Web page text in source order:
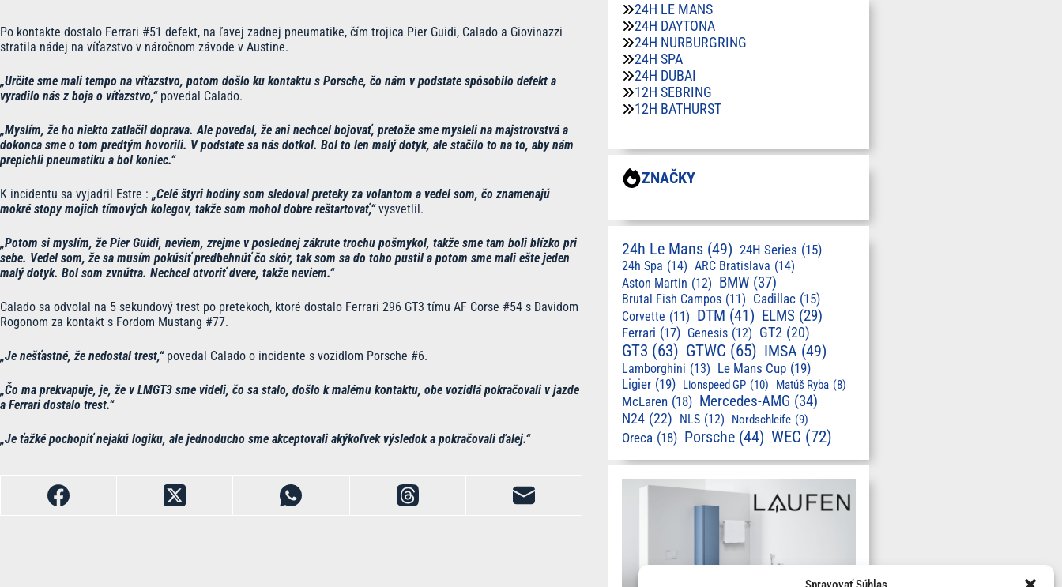
Po kontakte dostalo Ferrari #51 defekt, na ľavej zadnej pneumatike, čím trojica Pier Guidi, Calado a Giovinazzi
stratila nádej na víťazstvo v náročnom závode v Austine.
„Určite sme mali tempo na víťazstvo, potom došlo ku kontaktu s Porsche, čo nám v podstate spôsobilo defekt a
vyradilo nás z boja o víťazstvo,“povedal Calado.
„Myslím, že ho niekto zatlačil doprava. Ale povedal, že ani nechcel bojovať, pretože sme mysleli na majstrovstvá a
dokonca sme o tom predtým hovorili. V podstate sa nás dotkol. Bol to len malý dotyk, ale stačilo to na to, aby nám
prepichli pneumatiku a bol koniec.“
K incidentu sa vyjadril Estre : „Celé štyri hodiny som sledoval preteky za volantom a vedel som, čo znamenajú
mokré stopy mojich tímových kolegov, takže som mohol dobre reštartovať,“vysvetlil.
„Potom si myslím, že Pier Guidi, neviem, zrejme v poslednej zákrute trochu pošmykol, takže sme tam boli blízko pri
sebe. Vedel som, že sa musím pokúsiť predbehnúť čo skôr, tak som sa do toho pustil a potom sme mali ešte jeden
malý dotyk. Bol som zvnútra. Nechcel otvoriť dvere, takže neviem.“
Calado sa odvolal na 5 sekundový trest po pretekoch, ktoré dostalo Ferrari 296 GT3 tímu AF Corse #54 s Davidom
Rogonom za kontakt s Fordom Mustang #77.
„Je nešťastné, že nedostal trest,“povedal Calado o incidente s vozidlom Porsche #6.
„Čo ma prekvapuje, je, že v LMGT3 sme videli, čo sa stalo, došlo k malému kontaktu, obe vozidlá pokračovali v jazde
a Ferrari dostalo trest.“
„Je ťažké pochopiť nejakú logiku, ale jednoducho sme akceptovali akýkoľvek výsledok a pokračovali ďalej.“
24H LE MANS
24H DAYTONA
24H NURBURGRING
24H SPA
24H DUBAI
12H SEBRING
12H BATHURST
ZNAČKY
24h Le Mans (49) 24H Series (15)
24h Spa (14) ARC Bratislava (14)
Aston Martin (12) BMW (37)
Brutal Fish Campos (11) Cadillac (15)
Corvette (11) DTM (41) ELMS (29)
Ferrari (17) Genesis (12) GT2 (20)
GT3 (63) GTWC (65) IMSA (49)
Lamborghini (13) Le Mans Cup (19)
Ligier (19) Lionspeed GP (10) Matúš Ryba (8)
McLaren (18) Mercedes-AMG (34)
N24 (22) NLS (12) Nordschleife (9)
Oreca (18) Porsche (44) WEC (72)